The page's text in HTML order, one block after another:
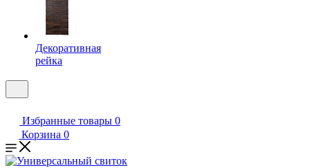
Декоративная
рейка
Избранные товары 0
Корзина 0